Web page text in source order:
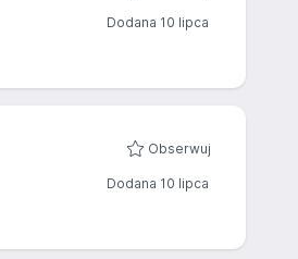
Dodana 10 lipca
Obserwuj
Dodana 10 lipca